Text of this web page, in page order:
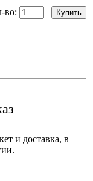
во:
и доставка, в